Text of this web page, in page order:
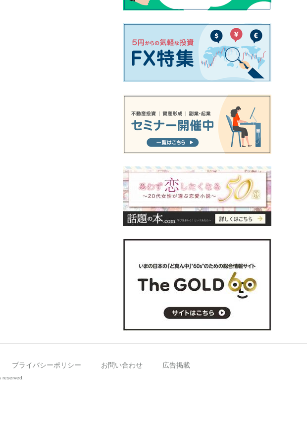
プライバシーポリシー お問い合わせ 広告掲載